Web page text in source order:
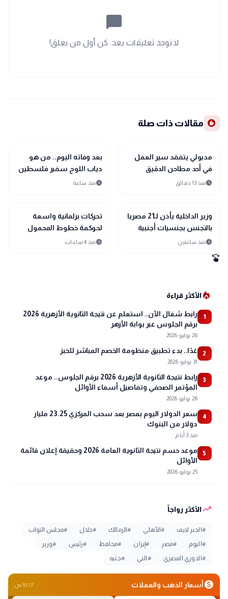
chat_bubble_outline
لا توجد تعليقات بعد. كن أول من يعلق!
recommend مقالات ذات صلة
public
الأخبار المحليةمدبولي يتفقد سير العمل
في أحد مطاحن الدقيق
بمطروح
scheduleمنذ 13 دقائق
public
الأخبار المحلية
بعد وفاته اليوم.. من هو
دياب اللوح سفير فلسطين
لدى مصر؟
scheduleمنذ ساعة
public
الأخبار المحلية
وزير الداخلية يأذن لـ21 مصريا
بالتجنس بجنسيات أجنبية
scheduleمنذ ساعتين
public
الأخبار المحلية
تحركات برلمانية واسعة
لحوكمة خطوط المحمول
ومواجهة 11 مليون حساب
scheduleمنذ 4 ساعات
swipe
local_fire_departmentالأكثر قراءة
1
رابط شغال الآن.. استعلم عن نتيجة الثانوية الأزهرية 2026
برقم الجلوس عبر بوابة الأزهر
26 يوليو 2026
2 غدًا.. بدء تطبيق منظومة الخصم المباشر للخبز
31 يوليو 2026
3
رابط نتيجة الثانوية الأزهرية 2026 برقم الجلوس.. موعد
المؤتمر الصحفي وتفاصيل أسماء الأوائل
26 يوليو 2026
4
سعر الدولار اليوم بمصر بعد سحب المركزي 23.25 مليار
دولار من البنوك
منذ 3 أيام
5
موعد حسم نتيجة الثانوية العامة 2026 وحقيقة إعلان قائمة
الأوائل
25 يوليو 2026
trending_upالأكثر رواجاً
# الخبر لايف #الأهلي #الزمالك #خلال #مجلس النواب
# اليوم #مصر #إيران #محافظ #رئيس #وزير
# الدوري المصري # التي #جنيه
monetization_onأسعار الذهب والعملات 10:17 ص